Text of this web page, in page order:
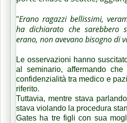
"Erano ragazzi bellissimi,
ha dichiarato che sarebbero
erano, non avevano bisogno di
Le osservazioni hanno
al seminario, affermando che
confidenzialità tra medico e
riferito.
Tuttavia, mentre stava
stava violando la procedura
Gates ha tre figli con sua